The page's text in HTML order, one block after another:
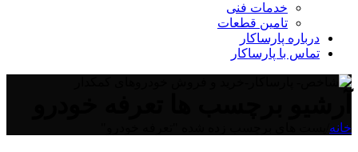
خدمات فنی
تامین قطعات
درباره پارساکار
تماس با پارساکار
خانه